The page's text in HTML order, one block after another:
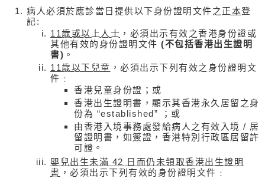
病人必須於應診當日提供以下身份證明文件之 正本登
記:
11歲或以上人士 ，必須出示有效之香港身份證或
其他有效的身份證明文件 (不包括香港出生證明
書) 。
11歲以下兒童 ，必須出示下列有效之身份證明文
件﹕
香港兒童身份證；或
香港出生證明書，顯示其香港永久居留之身
份為 “established” ；或
由香港入境事務處發給病人之有效入境 / 居
留證明書，如簽證，香港特別行政區居留許
可證。
嬰兒出生未滿 42 日而仍未領取香港出生證明
書 ，必須出示下列有效的身份證明文件﹕